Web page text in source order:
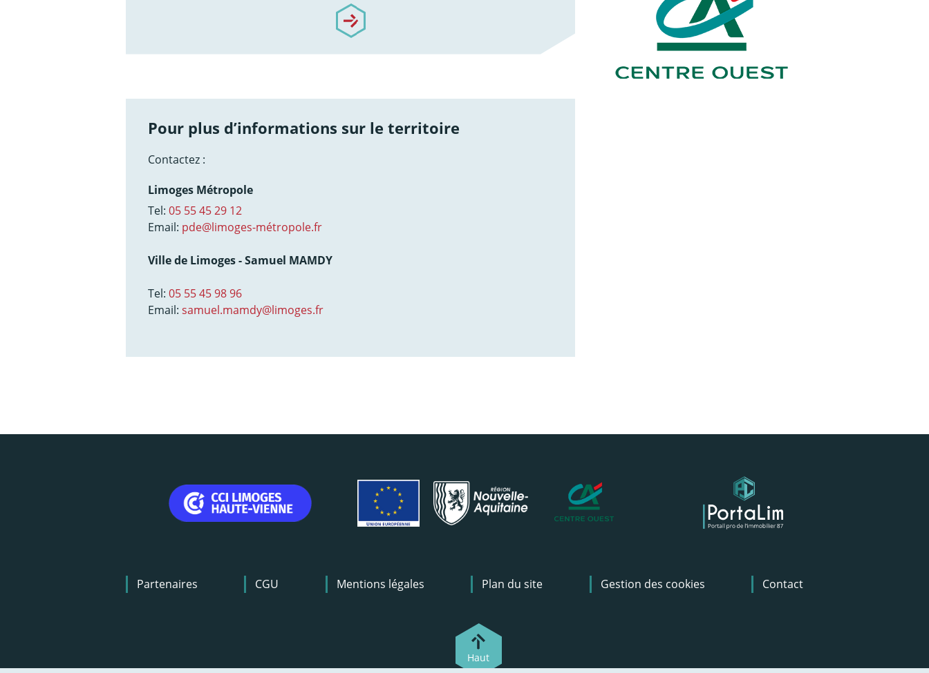
/notre-accompagnement
Pour plus d’informations sur le territoire
Contactez :
Limoges Métropole
Tel: 05 55 45 29 12
Email: pde@limoges-métropole.fr
Ville de Limoges - Samuel MAMDY
Tel: 05 55 45 98 96
Email: samuel.mamdy@limoges.fr
Menu
Pied
Partenaires CGU Mentions légales Plan du site Gestion des cookies Contact
Haut